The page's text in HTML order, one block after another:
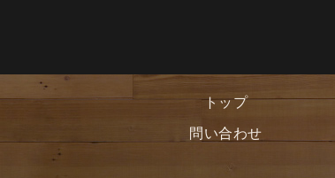
トップ
問い合わせ